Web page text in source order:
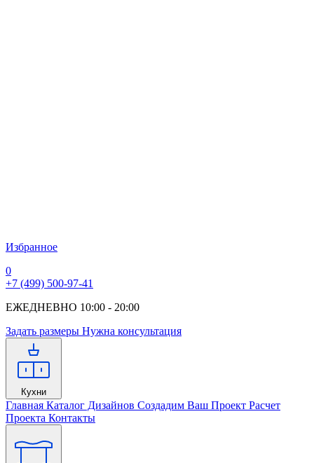
Избранное
0
+7 (499) 500-97-41
ЕЖЕДНЕВНО 10:00 - 20:00
Задать размеры Нужна консультация
Кухни
Главная Каталог Дизайнов Создадим Ваш Проект Расчет
Проекта Контакты